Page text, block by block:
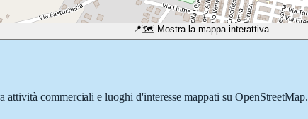
📍🗺️ Mostra la mappa interattiva
attività commerciali e luoghi d'interesse mappati su OpenStreetMap.